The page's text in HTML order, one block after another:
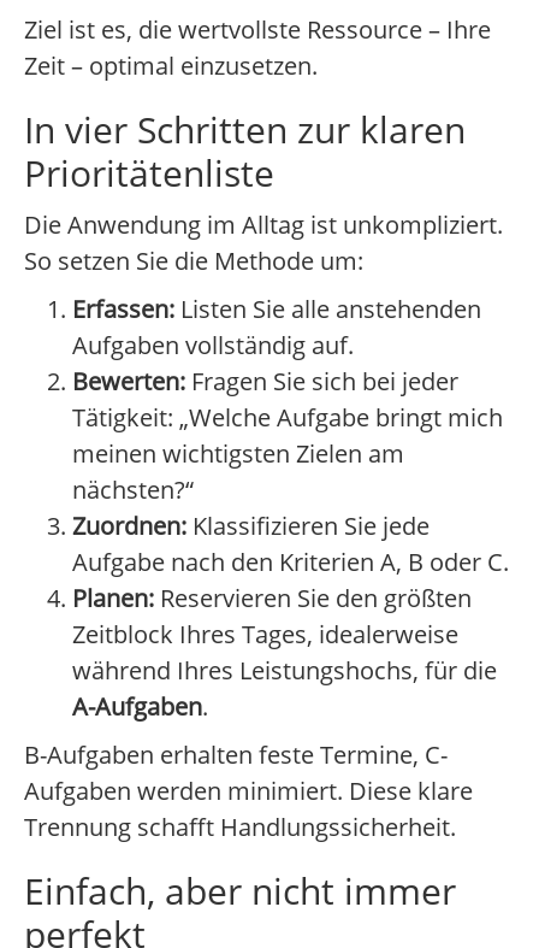
Ziel ist es, die wertvollste Ressource – Ihre
Zeit – optimal einzusetzen.
In vier Schritten zur klaren
Prioritätenliste
Die Anwendung im Alltag ist unkompliziert.
So setzen Sie die Methode um:
Erfassen: Listen Sie alle anstehenden
Aufgaben vollständig auf.
Bewerten: Fragen Sie sich bei jeder
Tätigkeit: „Welche Aufgabe bringt mich
meinen wichtigsten Zielen am
nächsten?“
Zuordnen: Klassifizieren Sie jede
Aufgabe nach den Kriterien A, B oder C.
Planen: Reservieren Sie den größten
Zeitblock Ihres Tages, idealerweise
während Ihres Leistungshochs, für die
A-Aufgaben.
B-Aufgaben erhalten feste Termine, C-
Aufgaben werden minimiert. Diese klare
Trennung schafft Handlungssicherheit.
Einfach, aber nicht immer
perfekt